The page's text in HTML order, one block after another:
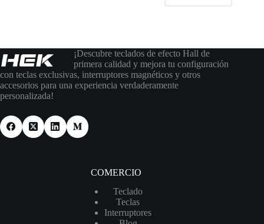
¡Descubre teclados de efecto Hall de
primera calidad y mejora tu configuración
con teclas exclusivas, interruptores magnéticos y otros
accesorios para una experiencia verdaderamente
personalizada!
COMERCIO
Teclado
Teclas
Interruptores